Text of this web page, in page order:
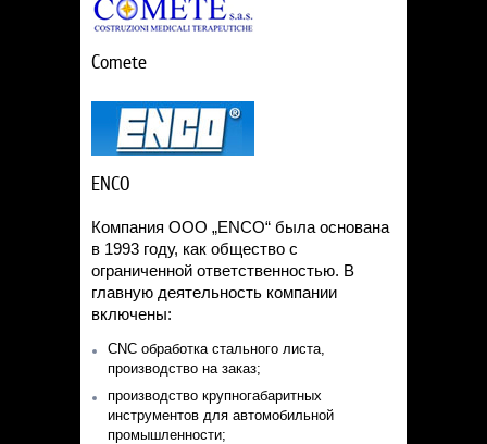
Comete
ENCO
Компания ООО „ENCO“ была основана
в 1993 году, как общество с
ограниченной ответственностью. В
главную деятельность компании
включены:
CNC обработка стального листа,
производство на заказ;
производство крупногабаритных
инструментов для автомобильной
промышленности;